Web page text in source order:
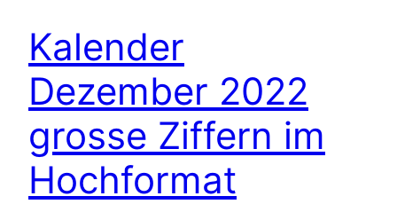
Kalender
Dezember 2022
grosse Ziffern im
Hochformat